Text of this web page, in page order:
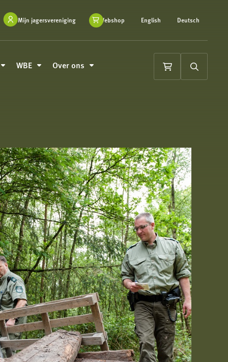
Mijn jagersvereniging Webshop English Deutsch
WBE Over ons
Winkelwagen
Zoeken